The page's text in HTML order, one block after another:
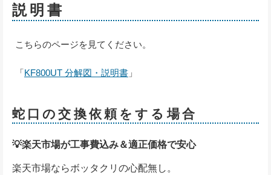
説明書
こちらのページを見てください。
「KF800UT 分解図・説明書 」
蛇口の交換依頼をする場合
💡楽天市場が工事費込み＆適正価格で安心
楽天市場ならボッタクリの心配無し。